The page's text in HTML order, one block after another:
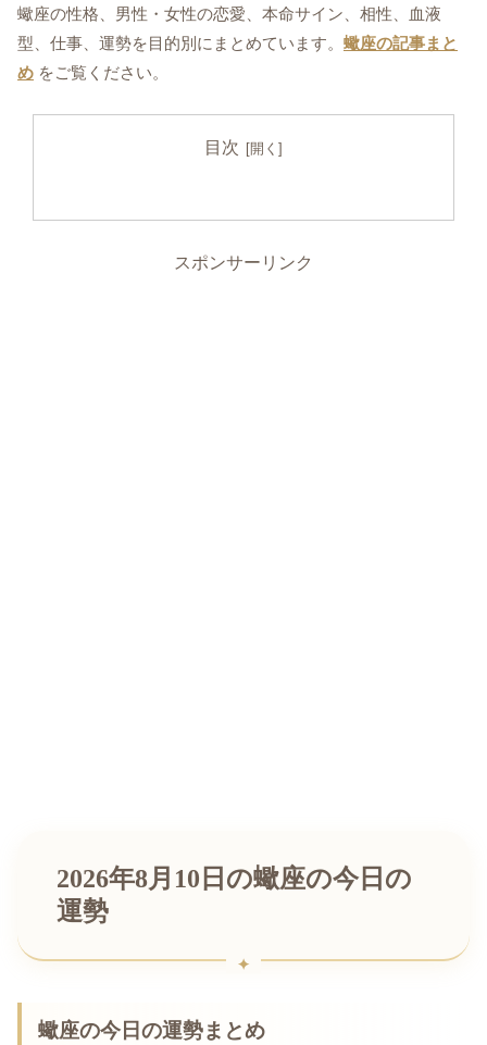
蠍座の性格、男性・女性の恋愛、本命サイン、相性、血液
型、仕事、運勢を目的別にまとめています。 蠍座の記事まと
め をご覧ください。
目次
スポンサーリンク
2026年8月10日の蠍座の今日の
運勢
蠍座の今日の運勢まとめ